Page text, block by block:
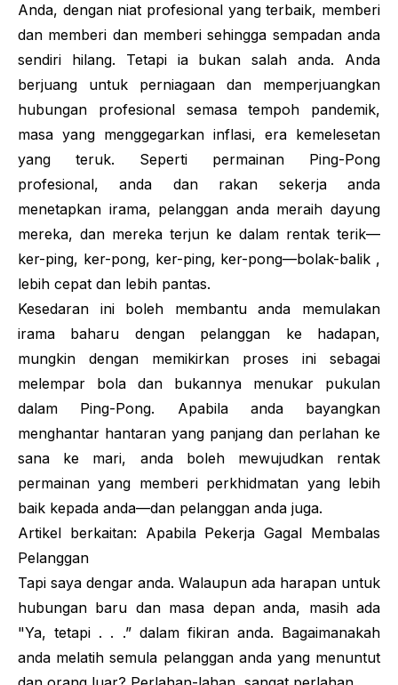
Anda, dengan niat profesional yang terbaik, memberi
dan memberi dan memberi sehingga sempadan anda
sendiri hilang. Tetapi ia bukan salah anda. Anda
berjuang untuk perniagaan dan memperjuangkan
hubungan profesional semasa tempoh pandemik,
masa yang menggegarkan inflasi, era kemelesetan
yang teruk. Seperti permainan Ping-Pong
profesional, anda dan rakan sekerja anda
menetapkan irama, pelanggan anda meraih dayung
mereka, dan mereka terjun ke dalam rentak terik—
ker-ping, ker-pong, ker-ping, ker-pong—bolak-balik ,
lebih cepat dan lebih pantas.
Kesedaran ini boleh membantu anda memulakan
irama baharu dengan pelanggan ke hadapan,
mungkin dengan memikirkan proses ini sebagai
melempar bola dan bukannya menukar pukulan
dalam Ping-Pong. Apabila anda bayangkan
menghantar hantaran yang panjang dan perlahan ke
sana ke mari, anda boleh mewujudkan rentak
permainan yang memberi perkhidmatan yang lebih
baik kepada anda—dan pelanggan anda juga.
Artikel berkaitan: Apabila Pekerja Gagal Membalas
Pelanggan
Tapi saya dengar anda. Walaupun ada harapan untuk
hubungan baru dan masa depan anda, masih ada
"Ya, tetapi . . .” dalam fikiran anda. Bagaimanakah
anda melatih semula pelanggan anda yang menuntut